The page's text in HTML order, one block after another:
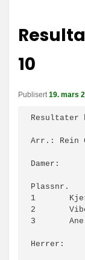
10
Publisert19. mars
Resultater
Arr.: Rein
Damer:
Plassnr.	Navn	1.runding	Mål		Etter
1	Kjersti Renås	9.56	20.24		0.00
2	Vibeke Nørstebø	10.16	21.10		0.46
3	Ane henriksen	11.21	22.28		2.04
Herrer: